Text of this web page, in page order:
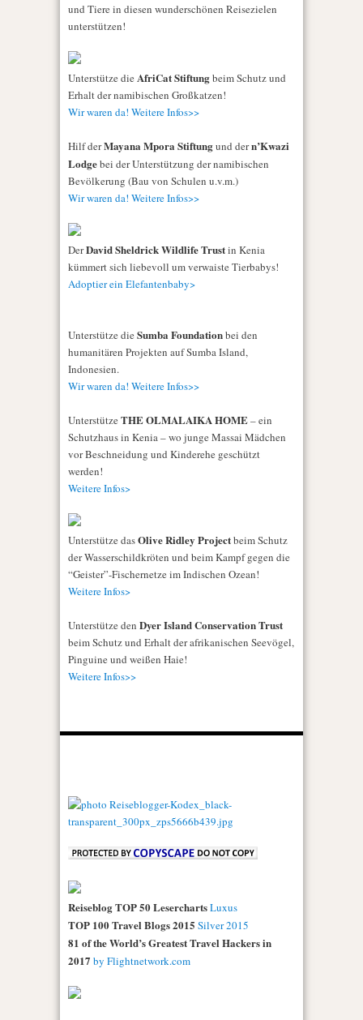
und Tiere in diesen wunderschönen Reisezielen
unterstützen!
Unterstütze die AfriCat Stiftungbeim Schutz und
Erhalt der namibischen Großkatzen!
Wir waren da! Weitere Infos>>
Hilf derMayana Mpora Stiftungund dern’Kwazi
Lodgebei der Unterstützung der namibischen
Bevölkerung (Bau von Schulen u.v.m.)
Wir waren da! Weitere Infos>>
DerDavid Sheldrick Wildlife Trustin Kenia
kümmert sich liebevoll um verwaiste Tierbabys!
Adoptier ein Elefantenbaby>
Unterstütze die Sumba Foundationbei den
humanitären Projekten auf Sumba Island,
Indonesien.
Wir waren da! Weitere Infos>>
Unterstütze THE OLMALAIKA HOME– ein
Schutzhaus in Kenia – wo junge Massai Mädchen
vor Beschneidung und Kinderehe geschützt
werden!
Weitere Infos>
Unterstütze dasOlive Ridley Projectbeim Schutz
der Wasserschildkröten und beim Kampf gegen die
“Geister”-Fischernetze im Indischen Ozean!
Weitere Infos>
Unterstütze den Dyer Island Conservation Trust
beim Schutz und Erhalt der afrikanischen Seevögel,
Pinguine und weißen Haie!
Weitere Infos>>
Reiseblog TOP 50 LeserchartsLuxus
TOP 100 Travel Blogs 2015 Silver 2015
81 of the World’s Greatest Travel Hackers in
2017 by Flightnetwork.com